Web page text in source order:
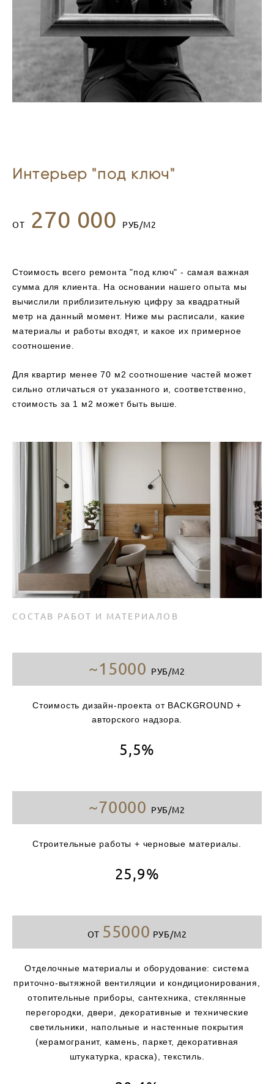
Интерьер "под ключ"
ОТ 270 000 РУБ/М2
Стоимость всего ремонта "под ключ" - самая важная
сумма для клиента. На основании нашего опыта мы
вычислили приблизительную цифру за квадратный
метр на данный момент. Ниже мы расписали, какие
материалы и работы входят, и какое их примерное
соотношение.
Для квартир менее 70 м2 соотношение частей может
сильно отличаться от указанного и, соответственно,
стоимость за 1 м2 может быть выше.
СОСТАВ РАБОТ И МАТЕРИАЛОВ
~15000 РУБ/М2
Стоимость дизайн-проекта от BACKGROUND +
авторского надзора.
5,5%
~70000 РУБ/М2
Строительные работы + черновые материалы.
25,9%
ОТ 55000 РУБ/М2
Отделочные материалы и оборудование: система
приточно-вытяжной вентиляции и кондиционирования,
отопительные приборы, сантехника, стеклянные
перегородки, двери, декоративные и технические
светильники, напольные и настенные покрытия
(керамогранит, камень, паркет, декоративная
штукатурка, краска), текстиль.